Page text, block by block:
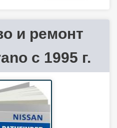
и ремонт
с 1995 г.